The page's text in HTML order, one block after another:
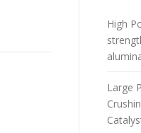
High
Large